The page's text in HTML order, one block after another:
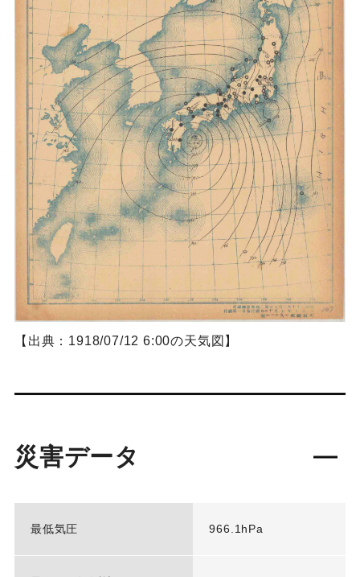
【出典：1918/07/12 6:00の天気図】
災害データ
最低気圧 966.1hPa